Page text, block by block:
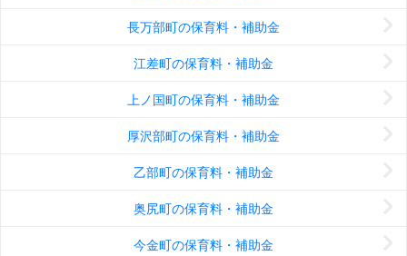
長万部町の保育料・補助金
江差町の保育料・補助金
上ノ国町の保育料・補助金
厚沢部町の保育料・補助金
乙部町の保育料・補助金
奥尻町の保育料・補助金
今金町の保育料・補助金